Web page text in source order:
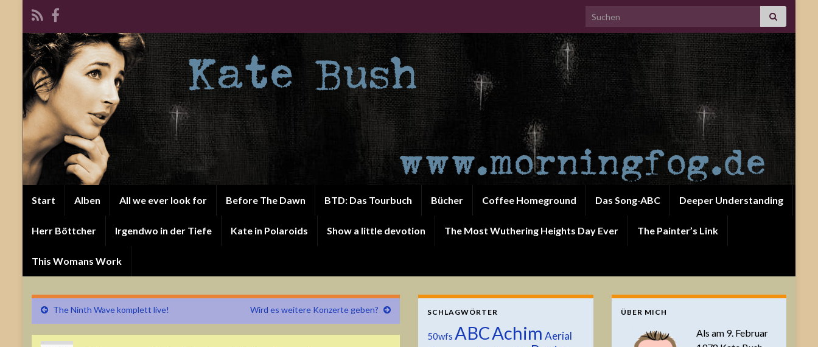
Search for:
Start Alben All we ever look for Before The Dawn BTD: Das Tourbuch Bücher Coffee Homeground Das Song-ABC Deeper Understanding
Herr Böttcher Irgendwo in der Tiefe Kate in Polaroids Show a little devotion The Most Wuthering Heights Day Ever The Painter’s Link
This Womans Work
The Ninth Wave komplett live! Wird es weitere Konzerte geben? SCHLAGWÖRTER
50wfs ABCAchim Aerial
ÜBER MICH
Als am 9. Februar